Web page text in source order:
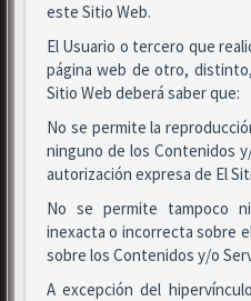
este Sitio Web.
El Usuario o tercero que
página web de otro,
Sitio Web deberá saber que:
No se permite la
ninguno de los Contenidos
autorización expresa de El
No se permite tampoco
inexacta o incorrecta sobre
sobre los Contenidos y/o
A excepción del